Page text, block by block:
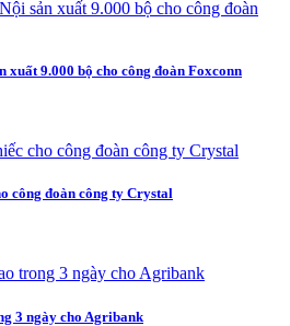
9.000 bộ cho công đoàn Foxconn
công đoàn công ty Crystal
3 ngày cho Agribank